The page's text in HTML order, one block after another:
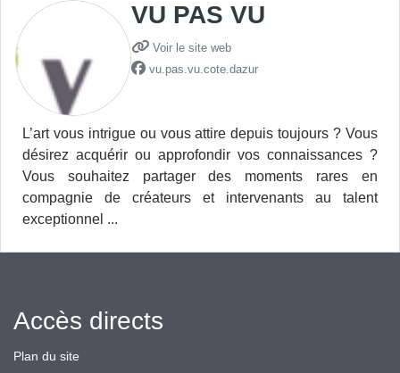
VU PAS VU
Voir le site web
vu.pas.vu.cote.dazur
L’art vous intrigue ou vous attire depuis toujours ? Vous
désirez acquérir ou approfondir vos connaissances ?
Vous souhaitez partager des moments rares en
compagnie de créateurs et intervenants au talent
exceptionnel ...
Accès directs
Plan du site